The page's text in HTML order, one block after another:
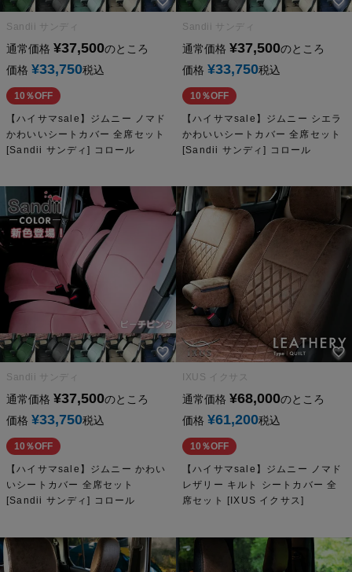
Sandii サンディ
通常価格 ¥37,500のところ
価格 ¥33,750税込
10％OFF
【ハイサマsale】ジムニー ノマド
かわいいシートカバー 全席セット
[Sandii サンディ] コロール
Sandii サンディ
通常価格 ¥37,500のところ
価格 ¥33,750税込
10％OFF
【ハイサマsale】ジムニー シエラ
かわいいシートカバー 全席セット
[Sandii サンディ] コロール
Sandii サンディ
通常価格 ¥37,500のところ
価格 ¥33,750税込
10％OFF
【ハイサマsale】ジムニー かわい
いシートカバー 全席セット
[Sandii サンディ] コロール
IXUS イクサス
通常価格 ¥68,000のところ
価格 ¥61,200税込
10％OFF
【ハイサマsale】ジムニー ノマド
レザリー キルト シートカバー 全
席セット [IXUS イクサス]